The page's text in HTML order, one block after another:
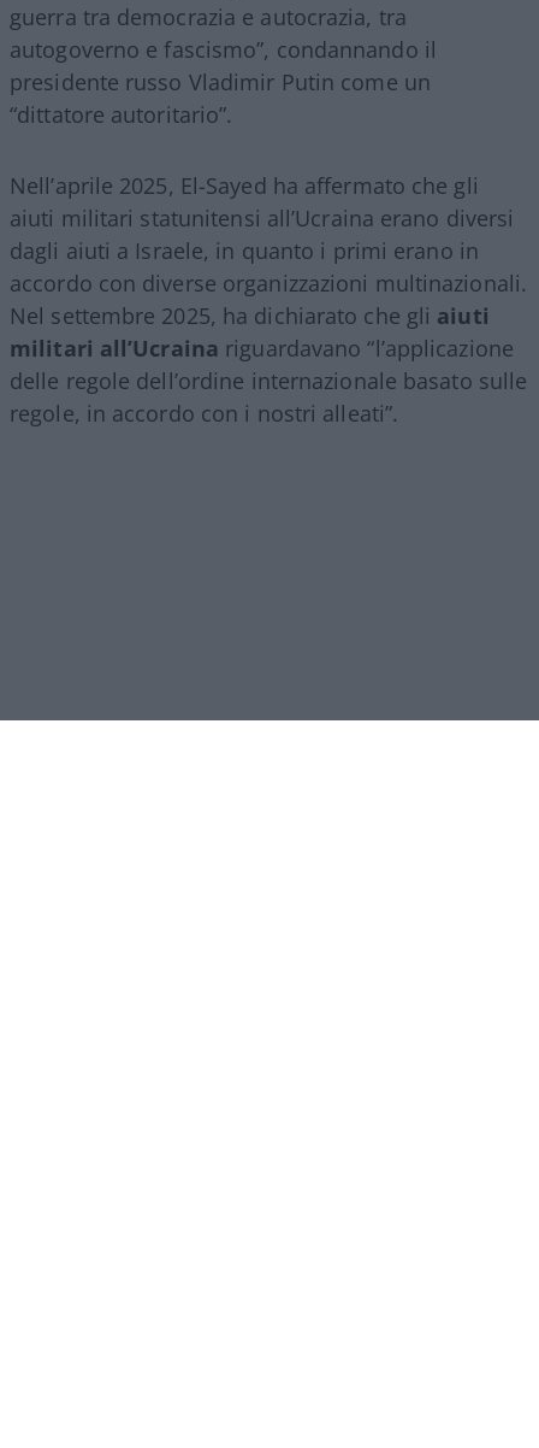
guerra tra democrazia e autocrazia, tra
autogoverno e fascismo”, condannando il
presidente russo Vladimir Putin come un
“dittatore autoritario”.
Nell’aprile 2025, El-Sayed ha affermato che gli
aiuti militari statunitensi all’Ucraina erano diversi
dagli aiuti a Israele, in quanto i primi erano in
accordo con diverse organizzazioni multinazionali.
Nel settembre 2025, ha dichiarato che gli aiuti
militari all’Ucraina riguardavano “l’applicazione
delle regole dell’ordine internazionale basato sulle
regole, in accordo con i nostri alleati”.